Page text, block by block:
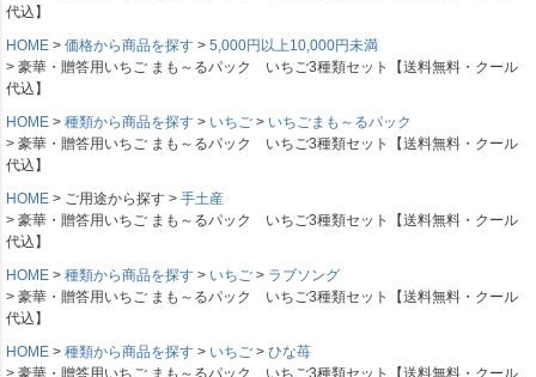
代込】
HOME
価格から商品を探す
5,000円以上10,000円未満
豪華・贈答用いちご まも～るパック いちご3種類セット【送料無料・クール
代込】
HOME
種類から商品を探す いちご
いちごまも～るパック
豪華・贈答用いちご まも～るパック いちご3種類セット【送料無料・クール
代込】
HOME
ご用途から探す
手土産
豪華・贈答用いちご まも～るパック いちご3種類セット【送料無料・クール
代込】
HOME
種類から商品を探す いちご
ラブソング
豪華・贈答用いちご まも～るパック いちご3種類セット【送料無料・クール
代込】
HOME
種類から商品を探す いちご
ひな苺
豪華・贈答用いちご まも～るパック いちご3種類セット【送料無料・クール